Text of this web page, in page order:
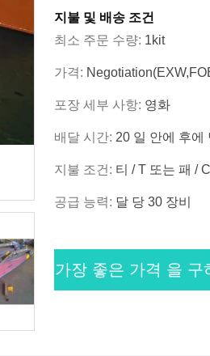
지불 및 배송 조건
최소 주문 수량: 1kit
가격:
포장 세부 사항: 영화
배달 시간: 20 일 안에 후에
지불 조건: 티 / T 또는 패 /
공급 능력: 달 당 30 장비
가장 좋은 가격 을 구